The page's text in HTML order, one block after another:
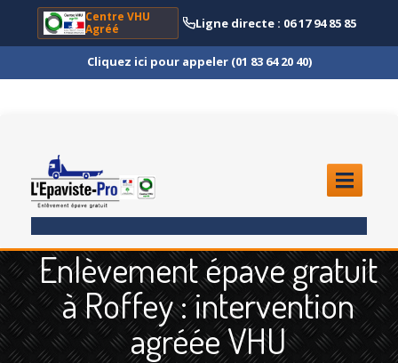
Centre VHU
Agréé
Ligne directe : 06 17 94 85 85
Cliquez ici pour appeler (01 83 64 20 40)
ENLÈVEMENTÉPAVE
Quoi ?
Scooteret Moto
Enlèvement épave gratuit
à Roffey : intervention
agréée VHU